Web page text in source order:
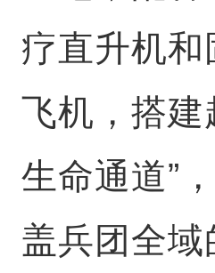
疗直升机和
飞机，搭建
生命通道”
盖兵团全域